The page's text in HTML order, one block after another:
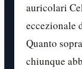
auricolari
eccezionale
Quanto
chiunque